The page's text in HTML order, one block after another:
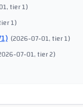
, tier 1)
1)
(2026-07-01, tier 1)
07-01, tier 2)